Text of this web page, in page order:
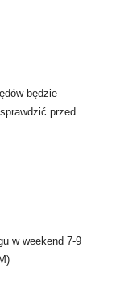
będzie
przed
w weekend 7-9